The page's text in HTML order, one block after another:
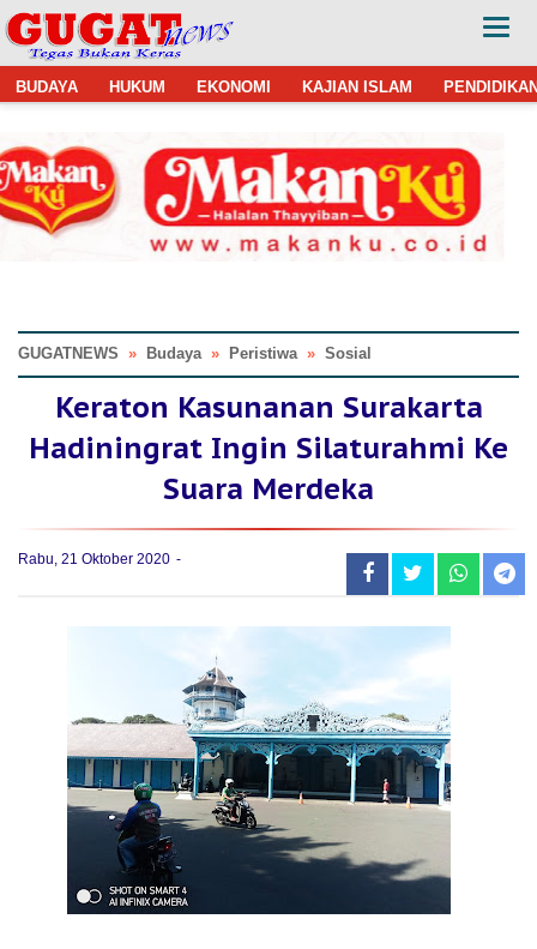
BUDAYA HUKUM EKONOMI KAJIAN ISLAM
GUGATNEWS » Budaya » Peristiwa » Sosial
Keraton Kasunanan Surakarta
Hadiningrat Ingin Silaturahmi Ke
Suara Merdeka
Rabu, 21 Oktober 2020